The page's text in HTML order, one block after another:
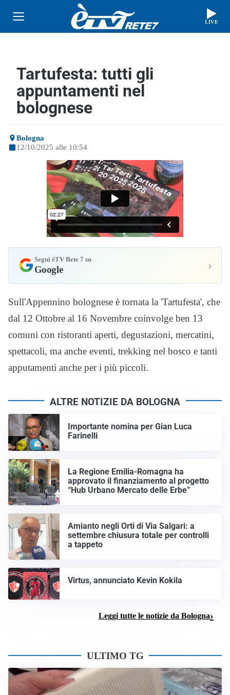
LIVE
Tartufesta: tutti gli
appuntamenti nel
bolognese
Bologna
12/10/2025 alle 10:54
Segui èTV Rete 7 su
Google ›
Sull'Appennino bolognese è tornata la 'Tartufesta', che
dal 12 Ottobre al 16 Novembre coinvolge ben 13
comuni con ristoranti aperti, degustazioni, mercatini,
spettacoli, ma anche eventi, trekking nel bosco e tanti
apputamenti anche per i più piccoli.
ALTRE NOTIZIE DA BOLOGNA
Importante nomina per Gian Luca
Farinelli
La Regione Emilia-Romagna ha
approvato il finanziamento al progetto
“Hub Urbano Mercato delle Erbe”
Amianto negli Orti di Via Salgari: a
settembre chiusura totale per controlli
a tappeto
Virtus, annunciato Kevin Kokila
Leggi tutte le notizie da Bologna
ULTIMO TG